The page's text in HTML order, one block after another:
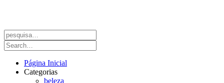
Página Inicial
Categorias
beleza